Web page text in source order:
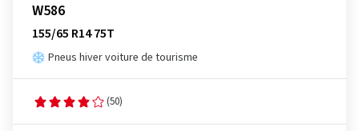
W586
155/65 R14 75T
Pneus hiver voiture de tourisme
(50)